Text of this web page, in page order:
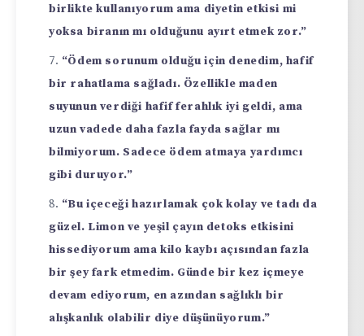
birlikte kullanıyorum ama diyetin etkisi mi
yoksa biranın mı olduğunu ayırt etmek zor.”
“Ödem sorunum olduğu için denedim, hafif
bir rahatlama sağladı. Özellikle maden
suyunun verdiği hafif ferahlık iyi geldi, ama
uzun vadede daha fazla fayda sağlar mı
bilmiyorum. Sadece ödem atmaya yardımcı
gibi duruyor.”
“Bu içeceği hazırlamak çok kolay ve tadı da
güzel. Limon ve yeşil çayın detoks etkisini
hissediyorum ama kilo kaybı açısından fazla
bir şey fark etmedim. Günde bir kez içmeye
devam ediyorum, en azından sağlıklı bir
alışkanlık olabilir diye düşünüyorum.”